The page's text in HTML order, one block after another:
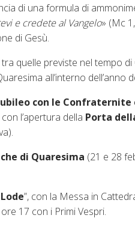
di una formula di
e credete al Vangelo» (Mc
di Gesù.
quelle previste nel tempo
all’interno
con le Confraternite
l’apertura della Porta
di Quaresima (21 e 28
”, con la Messa in
17 con i Primi Vespri.